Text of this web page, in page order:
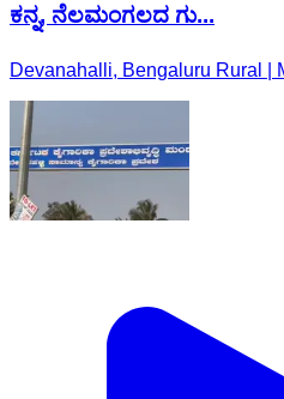
ಕನ್ನ, ನೆಲಮಂಗಲದ ಗು...
Devanahalli, Bengaluru Rural |